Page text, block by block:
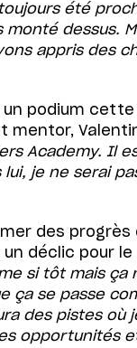
été
monté dessus.
appris des
podium cette
Academy. Il
lui, je ne serai
des progrès
déclic pour
si tôt mais ça
ça se passe
des pistes où
opportunités